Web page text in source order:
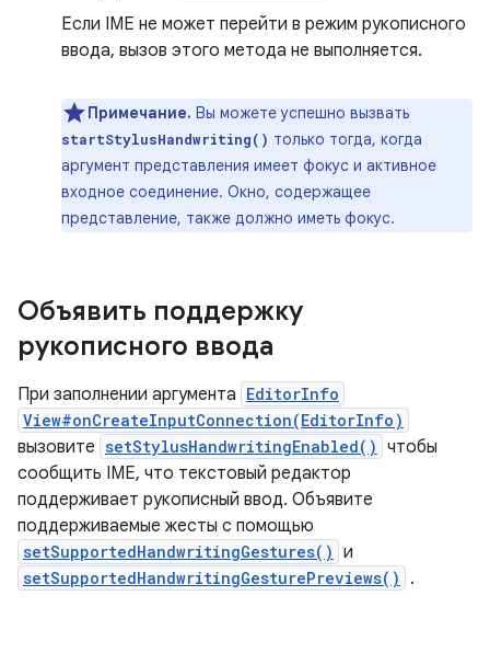
Если IME не может перейти в режим рукописного
ввода, вызов этого метода не выполняется.
Примечание. Вы можете успешно вызвать
startStylusHandwriting() только тогда, когда
аргумент представления имеет фокус и активное
входное соединение. Окно, содержащее
представление, также должно иметь фокус.
Объявить поддержку
рукописного ввода
При заполнении аргумента EditorInfo
View#onCreateInputConnection(EditorInfo)
вызовите setStylusHandwritingEnabled() чтобы
сообщить IME, что текстовый редактор
поддерживает рукописный ввод. Объявите
поддерживаемые жесты с помощью
setSupportedHandwritingGestures() и
setSupportedHandwritingGesturePreviews() .